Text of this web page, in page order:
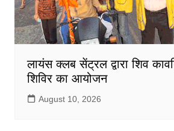
लायंस क्लब सेंट्रल द्वारा शिव
शिविर का आयोजन
August 10, 2026